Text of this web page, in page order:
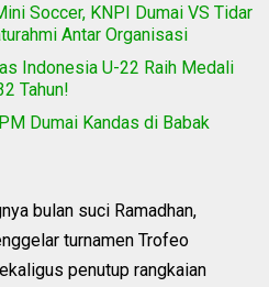
Soccer, KNPI Dumai VS Tidar
Antar Organisasi
Indonesia U-22 Raih Medali
Tahun!
Dumai Kandas di Babak
bulan suci Ramadhan,
turnamen Trofeo
penutup rangkaian